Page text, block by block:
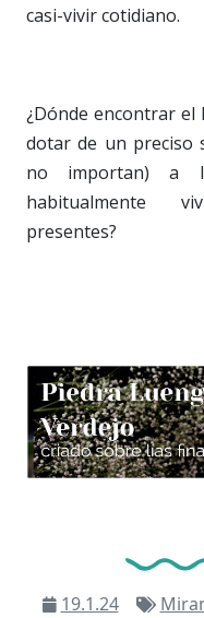
casi-vivir cotidiano.
¿Dónde encontrar el
dotar de un preciso
no importan) a
habitualmente
presentes?
19.1.24